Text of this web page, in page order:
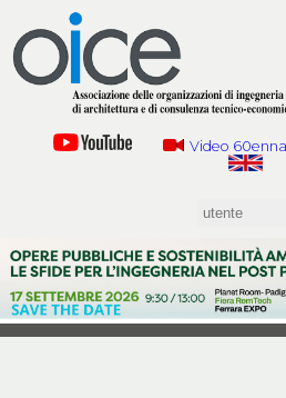
Video